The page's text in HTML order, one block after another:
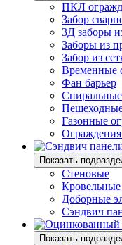
ПКЛ
Забор
3Д заборы
Заборы из
Забор из
Временные
Фан барьер
Спиральные
Газонные
Показать
Стеновые
Доборные
Сэндвич
Показать